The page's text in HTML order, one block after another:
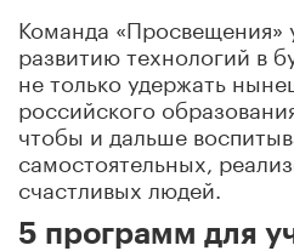
Команда «Просвещения»
развитию технологий в
не только удержать
российского
чтобы и дальше
самостоятельных,
счастливых людей.
5 программ для